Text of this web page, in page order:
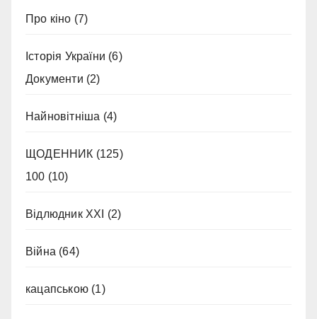
Про кіно (7)
Історія України (6)
Документи (2)
Найновітніша (4)
ЩОДЕННИК (125)
100 (10)
Відлюдник XXI (2)
Війна (64)
кацапською (1)